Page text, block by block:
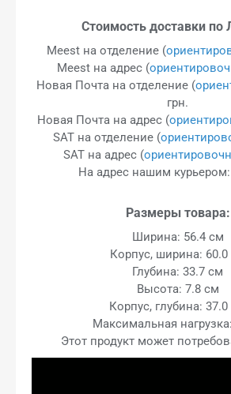
Стоимость доставки по
Meest на отделение (
Meest на адрес (
Новая Почта на отделение (
грн.
Новая Почта на адрес (
SAT на отделение (
SAT на адрес (
На адрес нашим курьером:
Размеры товара:
Ширина: 56.4 см
Корпус, ширина: 60.0
Глубина: 33.7 см
Высота: 7.8 см
Корпус, глубина:
Максимальная
Этот продукт может